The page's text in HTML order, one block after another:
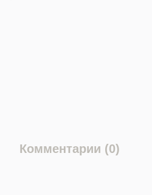
Комментарии (0)